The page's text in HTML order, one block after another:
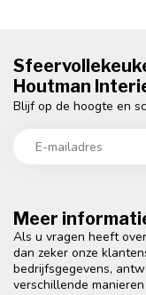
Meer
Als u vragen heeft
dan zeker onze
bedrijfsgegevens,
verschillende
Houtman
Blijf op de hoogte en